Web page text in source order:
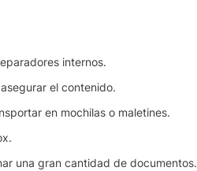
internos.
el contenido.
en mochilas o maletines.
una gran cantidad de documentos.